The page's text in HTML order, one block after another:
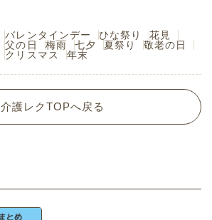
バレンタインデー ひな祭り
花見
父の日 梅雨 七夕 夏祭り
敬老の日
クリスマス 年末
介護レクTOPへ戻る